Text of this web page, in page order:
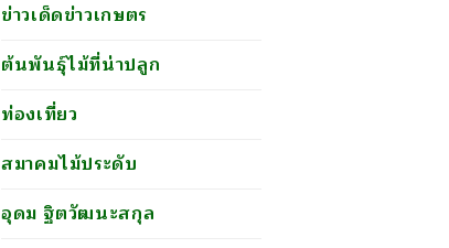
ข่าวเด็ดข่าวเกษตร
ต้นพันธุ์ไม้ที่น่าปลูก
ท่องเที่ยว
สมาคมไม้ประดับ
อุดม ฐิตวัฒนะสกุล